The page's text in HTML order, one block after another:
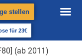
stellen
für 23€
(ab 2011)